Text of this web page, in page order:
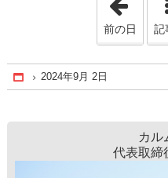
前の日 記
Home
2024年9月 2日
カル
代表取